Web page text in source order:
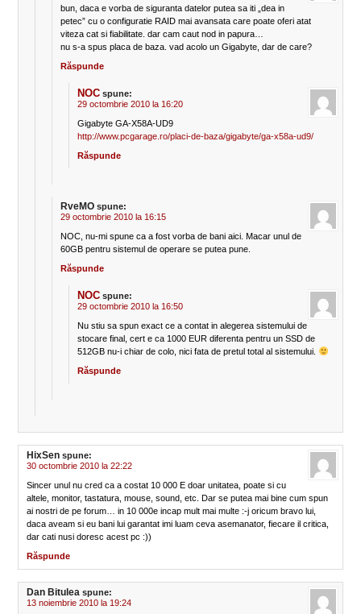
bun, daca e vorba de siguranta datelor putea sa iti „dea in
petec” cu o configuratie RAID mai avansata care poate oferi atat
viteza cat si fiabilitate. dar cam caut nod in papura…
nu s-a spus placa de baza. vad acolo un Gigabyte, dar de care?
Răspunde
NOC spune:
29 octombrie 2010 la 16:20
Gigabyte GA-X58A-UD9
http://www.pcgarage.ro/placi-de-baza/gigabyte/ga-x58a-ud9/
Răspunde
RveMO spune:
29 octombrie 2010 la 16:15
NOC, nu-mi spune ca a fost vorba de bani aici. Macar unul de
60GB pentru sistemul de operare se putea pune.
Răspunde
NOC spune:
29 octombrie 2010 la 16:50
Nu stiu sa spun exact ce a contat in alegerea sistemului de
stocare final, cert e ca 1000 EUR diferenta pentru un SSD de
512GB nu-i chiar de colo, nici fata de pretul total al sistemului.
Răspunde
HixSen spune:
30 octombrie 2010 la 22:22
Sincer unul nu cred ca a costat 10 000 E doar unitatea, poate si cu
altele, monitor, tastatura, mouse, sound, etc. Dar se putea mai bine cum spun
ai nostri de pe forum… in 10 000e incap mult mai multe :-j oricum bravo lui,
daca aveam si eu bani lui garantat imi luam ceva asemanator, fiecare il critica,
dar cati nusi doresc acest pc :))
Răspunde
Dan Bitulea spune:
13 noiembrie 2010 la 19:24